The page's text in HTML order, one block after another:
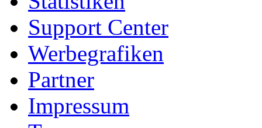
Support Center
Werbegrafiken
Partner
Impressum